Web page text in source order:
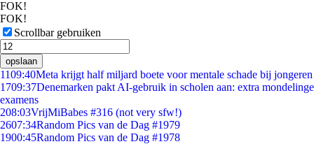
FOK!
FOK!
Scrollbar gebruiken
opslaan
1109:40Meta krijgt half miljard boete voor mentale schade bij jongeren
1709:37Denemarken pakt AI-gebruik in scholen aan: extra mondelinge
examens
208:03VrijMiBabes #316 (not very sfw!)
2607:34Random Pics van de Dag #1979
1900:45Random Pics van de Dag #1978